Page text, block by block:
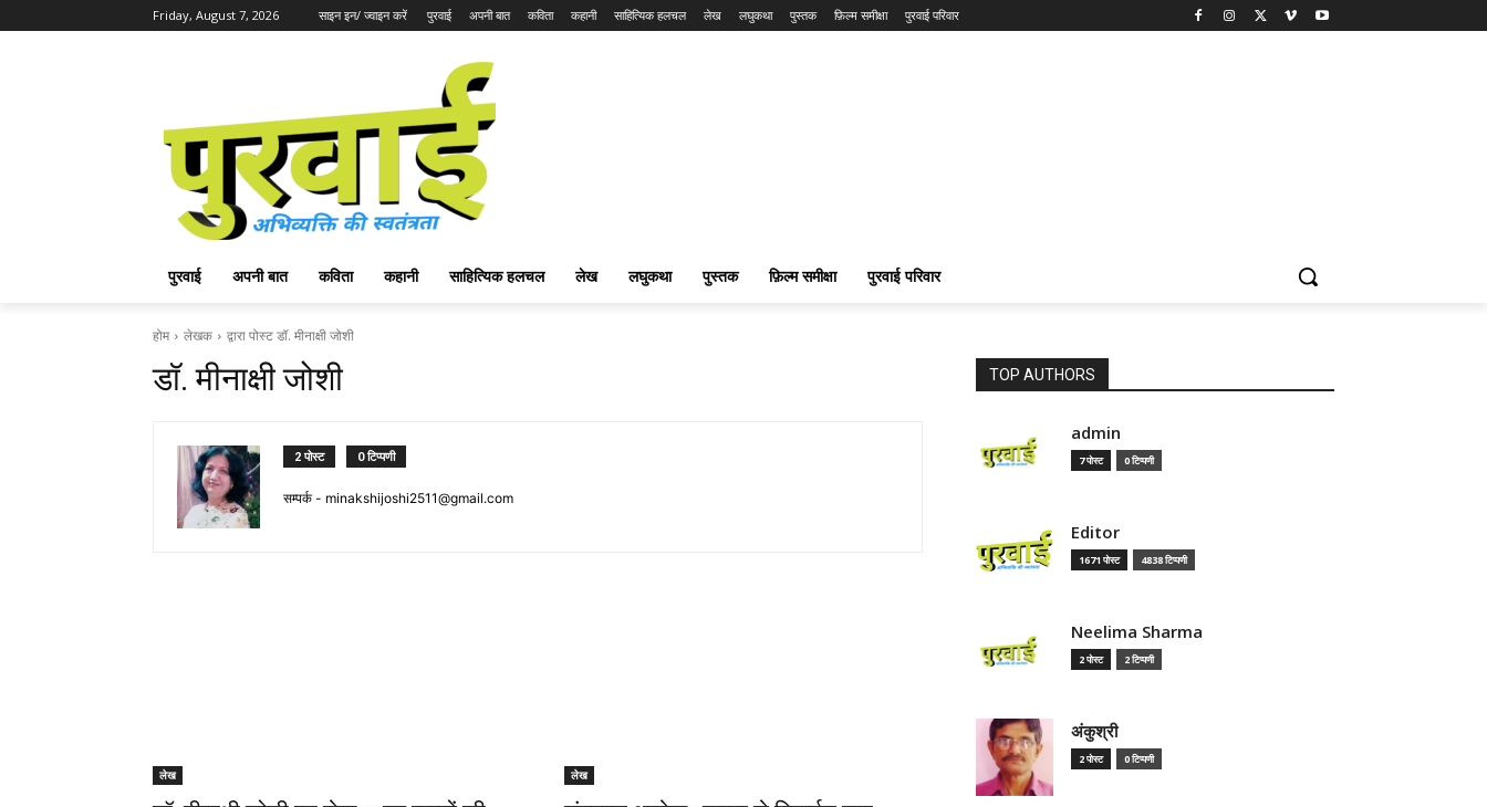
Friday, August 7, 2026 साइन इन/ ज्वाइन करें पुरवाई अपनी बात कविता कहानी साहित्यिक हलचल लेख लघुकथा पुस्तक फ़िल्म समीक्षा पुरवाई परिवार
पुरवाई अपनी बात कविता कहानी साहित्यिक हलचल लेख लघुकथा पुस्तक फ़िल्म समीक्षा पुरवाई परिवार
होम लेखक द्वारा पोस्ट डॉ. मीनाक्षी जोशी
डॉ. मीनाक्षी जोशी
2 पोस्ट 0 टिप्पणी
सम्पर्क - minakshijoshi2511@gmail.com
लेख लेख
TOP AUTHORS
admin
7 पोस्ट 0 टिप्पणी
Editor
1671 पोस्ट 4838 टिप्पणी
Neelima Sharma
2 पोस्ट 2 टिप्पणी
अंकुश्री
2 पोस्ट 0 टिप्पणी